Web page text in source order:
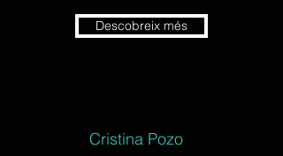
Descobreix més
Cristina Pozo